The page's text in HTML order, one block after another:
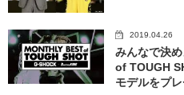
2019.04.26
みんなで決
of TOUGH
モデルをプ